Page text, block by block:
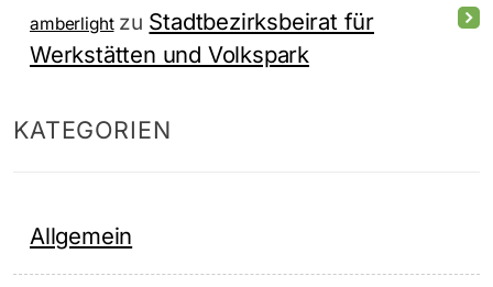
amberlightzu Stadtbezirksbeirat für
Werkstätten und Volkspark
KATEGORIEN
Allgemein